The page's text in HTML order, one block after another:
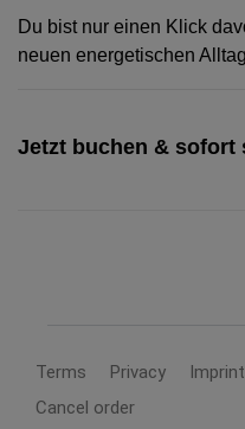
Du bist nur einen Klick
neuen energetischen
Jetzt buchen & sofort
Terms Privacy Imprint
Cancel order